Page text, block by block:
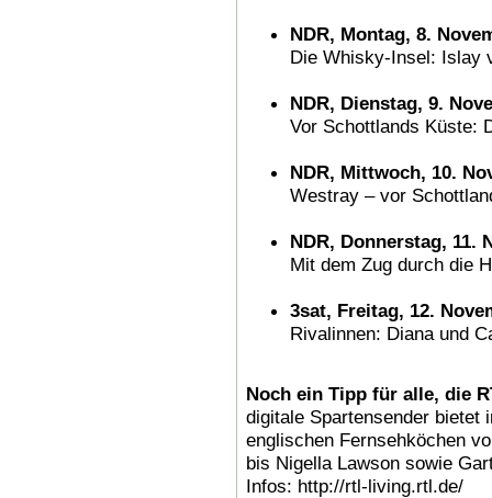
NDR, Montag, 8.
Die Whisky-Insel: Islay
NDR, Dienstag, 9.
Vor Schottlands Küste:
NDR, Mittwoch, 10.
Westray – vor
NDR, Donnerstag, 11.
Mit dem Zug durch die
3sat, Freitag, 12.
Rivalinnen: Diana und
Noch ein Tipp für alle, die
digitale Spartensender bietet
englischen Fernsehköchen
bis Nigella Lawson sowie
Infos: http://rtl-living.rtl.de/